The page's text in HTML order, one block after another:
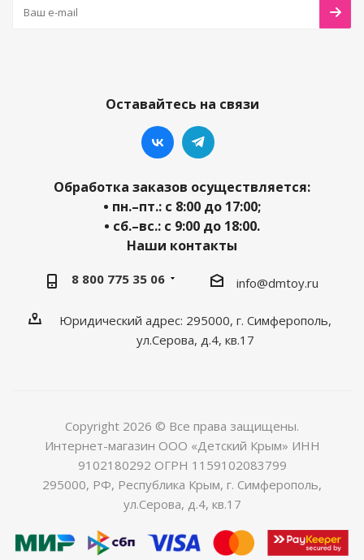
Оставайтесь на связи
Обработка заказов осуществляется:
• пн.–пт.: с 8:00 до 17:00;
• сб.–вс.: с 9:00 до 18:00.
Наши контакты
8 800 775 35 06 info@dmtoy.ru
Юридический адрес: 295000, г. Симферополь,
ул.Серова, д.4, кв.17
Copyright 2026 © Все права защищены.
Интернет-магазин ООО «Детский Крым» ИНН
9102180292 ОГРН 1159102083799
295000, РФ, Республика Крым, г. Симферополь,
ул.Серова, д.4, кв.17